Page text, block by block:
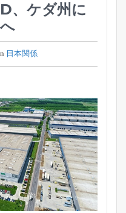
、ケダ州に
日本関係